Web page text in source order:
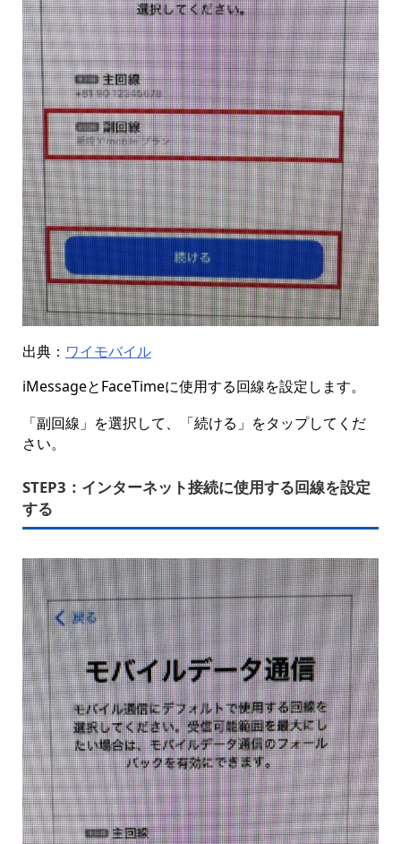
出典： ワイモバイル
iMessageとFaceTimeに使用する回線を設定します。
「副回線」を選択して、「続ける」をタップしてくだ
さい。
STEP3： インターネット接続に使用する回線を設定
する